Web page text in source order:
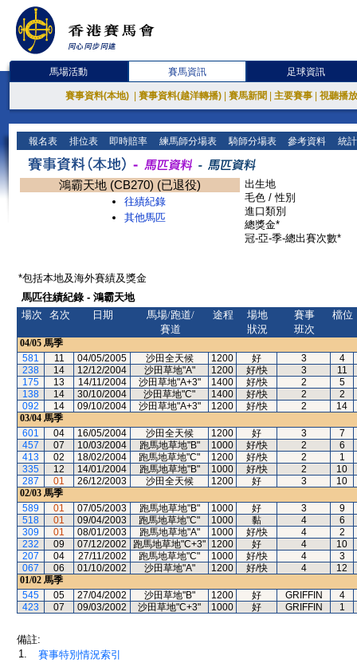
馬場活動 賽馬資訊 足球資訊
賽事資料(本地) 賽事資料(越洋轉播) 賽馬新聞 主要賽事 視聽播
報名表 排位表 即時賠率 練馬師分場表 騎師分場表 參考資料 統
鴻霸天地 (CB270) (已退役)
往績紀錄
其他馬匹
出生地
毛色 / 性別
進口類別
總獎金*
冠-亞-季-總出賽次數*
*包括本地及海外賽績及獎金
馬匹往績紀錄 - 鴻霸天地
場次
名次 日期
馬場/跑道/
賽道
途程
場地
狀況
賽事
班次
檔位
04/05 馬季
581
11 04/05/2005 沙田全天候 1200 好 3
4
238
14 12/12/2004 沙田草地"A" 1200 好/快 3
11
175
13 14/11/2004 沙田草地"A+3" 1400 好/快 2
5
138
14 30/10/2004 沙田草地"C" 1400 好/快 2
2
092
14 09/10/2004 沙田草地"A+3" 1200 好/快 2
14
03/04 馬季
601
04 16/05/2004 沙田全天候 1200 好 3
7
457
07 10/03/2004 跑馬地草地"B" 1000 好/快 2
6
413
02 18/02/2004 跑馬地草地"C" 1200 好/快 2
1
335
12 14/01/2004 跑馬地草地"B" 1000 好/快 2
10
287
01 26/12/2003 沙田全天候 1200 好 3
10
02/03 馬季
589
01 07/05/2003 跑馬地草地"B" 1000 好 3
9
518
01 09/04/2003 跑馬地草地"C" 1000 黏 4
6
309
01 08/01/2003 跑馬地草地"A" 1000 好/快 4
2
232
09 07/12/2002 跑馬地草地"C+3" 1200 好 4
10
207
04 27/11/2002 跑馬地草地"C" 1000 好/快 4
3
067
06 01/10/2002 沙田草地"A" 1200 好/快 4
12
01/02 馬季
545
05 27/04/2002 沙田草地"B" 1200 好 GRIFFIN
4
423
07 09/03/2002 沙田草地"C+3" 1000 好 GRIFFIN 1
備註:
1.
賽事特別情況索引